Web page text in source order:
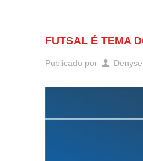
FUTSAL É TEMA
Publicado por